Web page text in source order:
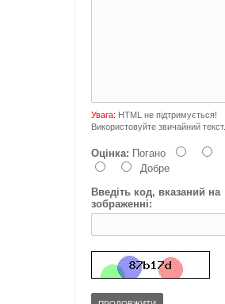
Увага: HTML не підтримується!
Використовуйте звичайний текст.
Оцінка: Погано
Добре
Введіть код, вказаний на
зображенні: